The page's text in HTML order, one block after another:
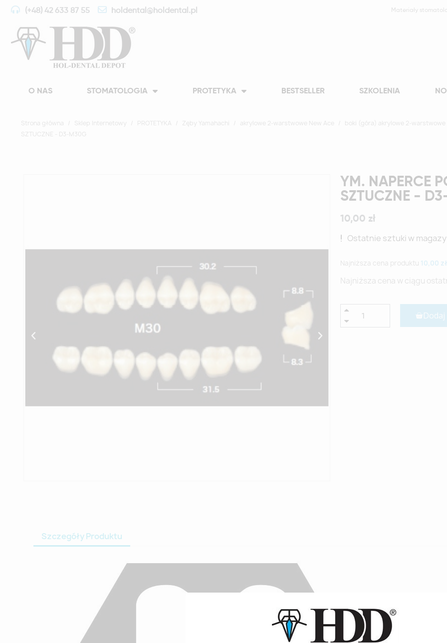
(+48) 42 633 87 55 holdental@holdental.pl Materiały
O NAS STOMATOLOGIA PROTETYKA BESTSELLER SZKOLENIA
Strona główna Sklep Internetowy PROTETYKA Zęby Yamahachi akrylowe 2-warstwowe New Ace
boki (góra) akrylowe 2-warstwowe
SZTUCZNE - D3-M30G
YM. NAPERCE
SZTUCZNE -
10,00 zł
Ostatnie sztuki w
Najniższa cena produktu 10,00 zł
Najniższa cena w ciągu
Szczegóły Produktu